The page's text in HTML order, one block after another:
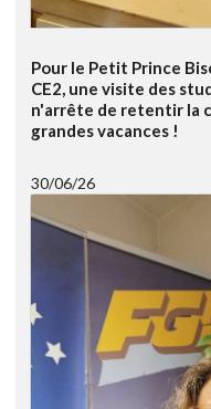
Pour le Petit Prince
CE2, une visite des
n'arrête de retentir la
grandes vacances !
30/06/26